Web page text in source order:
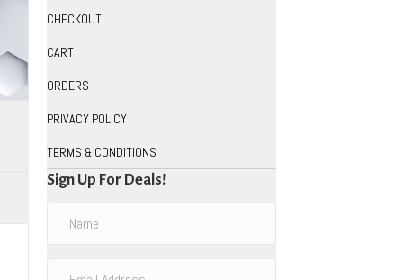
CHECKOUT
CART
ORDERS
PRIVACY POLICY
TERMS & CONDITIONS
Sign Up For Deals!